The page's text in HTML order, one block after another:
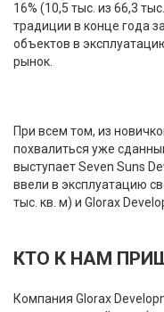
16% (10,5 тыс. из 66,3
традиции в конце года
объектов в
рынок.
При всем том, из
похвалиться уже
выступает Seven Suns
ввели в эксплуатацию
тыс. кв. м) и Glorax
КТО К НАМ
Компания Glorax